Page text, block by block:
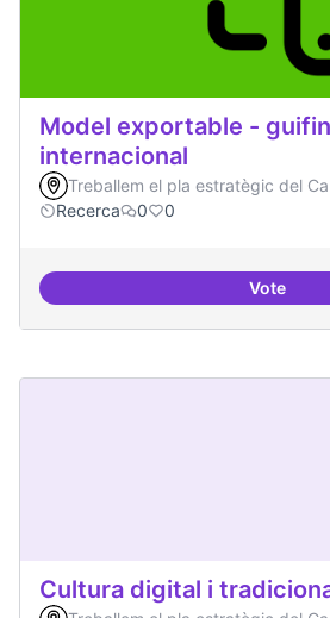
Model exportable -
internacional
Treballem el pla estratègic del
Recerca
0 0
VoteModel
Cultura digital i